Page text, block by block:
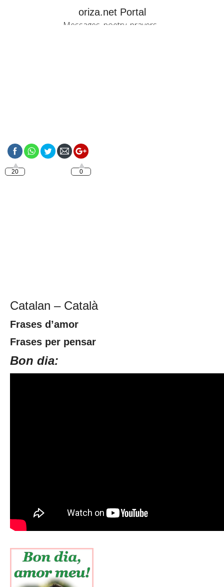
oriza.net Portal
Messages, poetry, prayers...
Catalan – Català
Frases d’amor
Frases per pensar
Bon dia:
20 0